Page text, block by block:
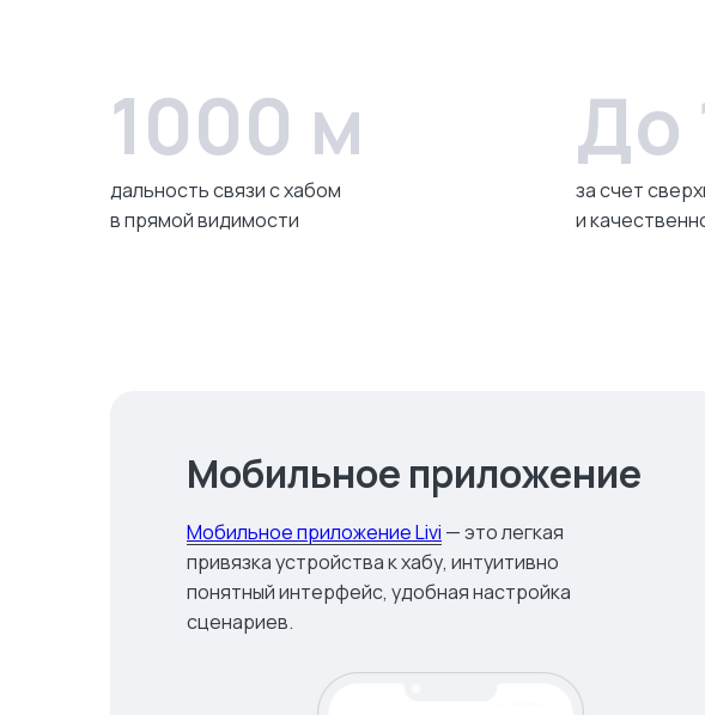
Мобильное приложение Livi — это легкая
привязка устройства к хабу, интуитивно
понятный интерфейс, удобная настройка
сценариев.
Мобильное приложение
До
за счет
и
1000 м
дальность связи с хабом
в прямой видимости